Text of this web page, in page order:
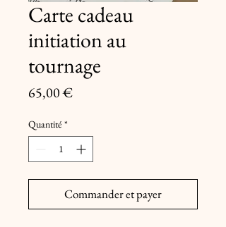
Carte cadeau
initiation au
tournage
65,00 €Prix
Quantité *
Commander et payer